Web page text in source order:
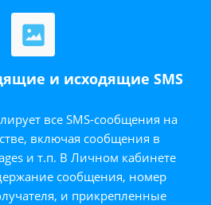
и исходящие SMS
все SMS-сообщения на
включая сообщения в
и т.п. В Личном кабинете
сообщения, номер
и прикрепленные